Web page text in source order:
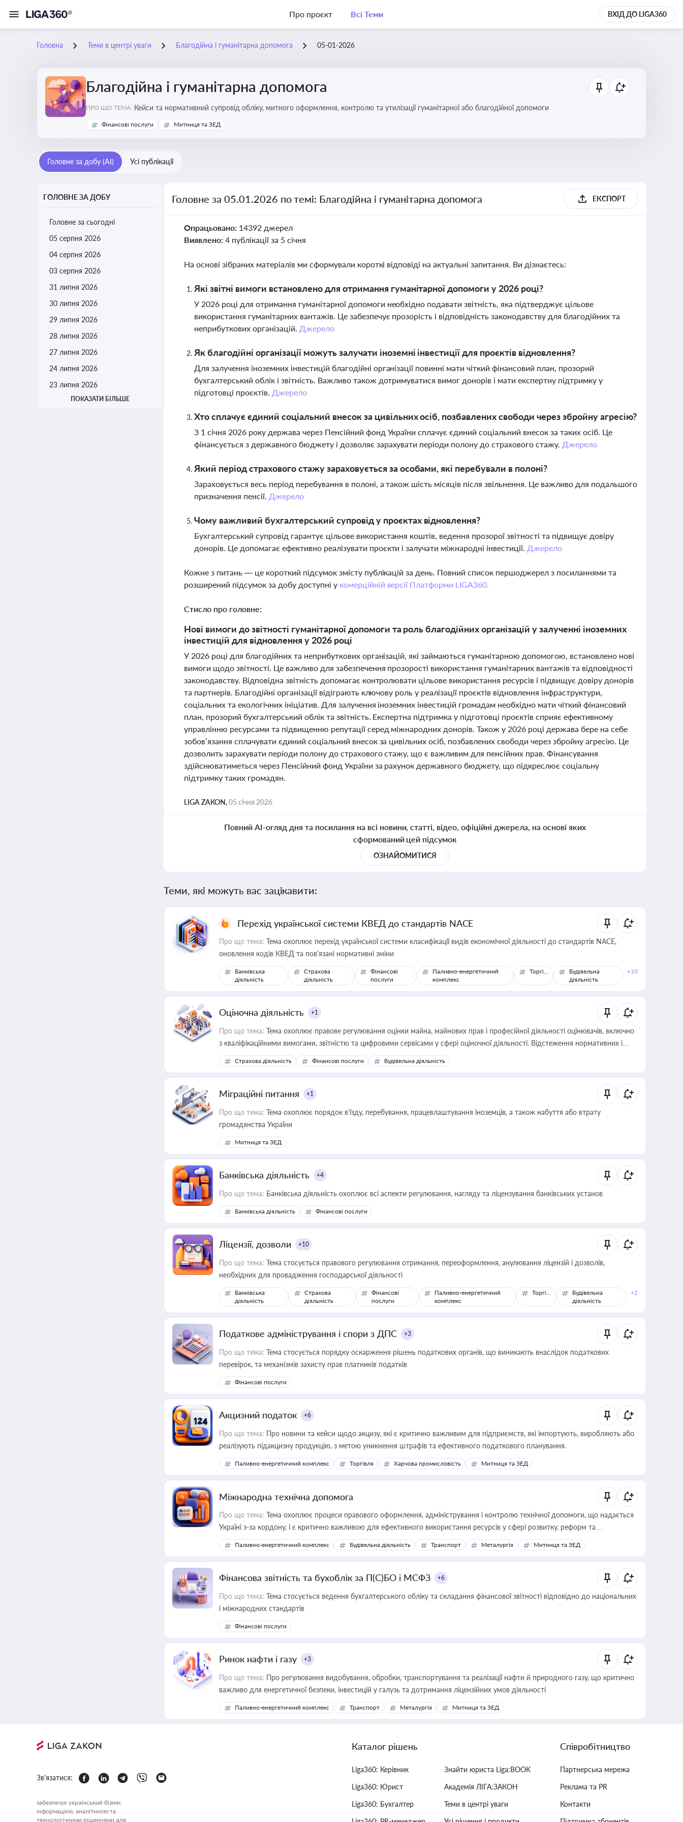
Про проєкт Всі Теми ВХІД ДО LIGA360
Головна Теми в центрі уваги Благодійна і гуманітарна допомога 05-01-2026
Благодійна і гуманітарна допомога
ПРО ЩО ТЕМА: Кейси та нормативний супровід обліку, митного оформлення, контролю та утилізації гуманітарної або благодійної допомоги
Фінансові послуги Митниця та ЗЕД
Головне за добу (AI) Усі публікації
ГОЛОВНЕ ЗА ДОБУ
Головне за сьогодні
05 серпня 2026
04 серпня 2026
03 серпня 2026
31 липня 2026
30 липня 2026
29 липня 2026
28 липня 2026
27 липня 2026
24 липня 2026
23 липня 2026
ПОКАЗАТИ БІЛЬШЕ
Головне за 05.01.2026 по темі: Благодійна і гуманітарна допомога ЕКСПОРТ
Опрацьовано: 14392 джерел
Виявлено: 4 публікації за 5 січня
На основі зібраних матеріалів ми сформували короткі відповіді на актуальні запитання. Ви дізнаєтесь:
Які звітні вимоги встановлено для отримання гуманітарної допомоги у 2026 році?
У 2026 році для отримання гуманітарної допомоги необхідно подавати звітність, яка підтверджує цільове
використання гуманітарних вантажів. Це забезпечує прозорість і відповідність законодавству для благодійних та
неприбуткових організацій. Джерело
Як благодійні організації можуть залучати іноземні інвестиції для проєктів відновлення?
Для залучення іноземних інвестицій благодійні організації повинні мати чіткий фінансовий план, прозорий
бухгалтерський облік і звітність. Важливо також дотримуватися вимог донорів і мати експертну підтримку у
підготовці проєктів. Джерело
Хто сплачує єдиний соціальний внесок за цивільних осіб, позбавлених свободи через збройну агресію?
З 1 січня 2026 року держава через Пенсійний фонд України сплачує єдиний соціальний внесок за таких осіб. Це
фінансується з державного бюджету і дозволяє зарахувати періоди полону до страхового стажу. Джерело
Який період страхового стажу зараховується за особами, які перебували в полоні?
Зараховується весь період перебування в полоні, а також шість місяців після звільнення. Це важливо для подальшого
призначення пенсії. Джерело
Чому важливий бухгалтерський супровід у проєктах відновлення?
Бухгалтерський супровід гарантує цільове використання коштів, ведення прозорої звітності та підвищує довіру
донорів. Це допомагає ефективно реалізувати проєкти і залучати міжнародні інвестиції. Джерело
Кожне з питань — це короткий підсумок змісту публікацій за день. Повний список першоджерел з посиланнями та
розширений підсумок за добу доступні у комерційній версії Платформи LIGA360.
Стисло про головне:
Нові вимоги до звітності гуманітарної допомоги та роль благодійних організацій у залученні іноземних
інвестицій для відновлення у 2026 році
У 2026 році для благодійних та неприбуткових організацій, які займаються гуманітарною допомогою, встановлено нові
вимоги щодо звітності. Це важливо для забезпечення прозорості використання гуманітарних вантажів та відповідності
законодавству. Відповідна звітність допомагає контролювати цільове використання ресурсів і підвищує довіру донорів
та партнерів. Благодійні організації відіграють ключову роль у реалізації проєктів відновлення інфраструктури,
соціальних та екологічних ініціатив. Для залучення іноземних інвестицій громадам необхідно мати чіткий фінансовий
план, прозорий бухгалтерський облік та звітність. Експертна підтримка у підготовці проєктів сприяє ефективному
управлінню ресурсами та підвищенню репутації серед міжнародних донорів. Також у 2026 році держава бере на себе
зобов’язання сплачувати єдиний соціальний внесок за цивільних осіб, позбавлених свободи через збройну агресію. Це
дозволить зарахувати періоди полону до страхового стажу, що є важливим для пенсійних прав. Фінансування
здійснюватиметься через Пенсійний фонд України за рахунок державного бюджету, що підкреслює соціальну
підтримку таких громадян.
LIGA ZAKON,05 січня 2026
Повний AI-огляд дня та посилання на всі новини, статті, відео, офіційні джерела, на основі яких
сформований цей підсумок
ОЗНАЙОМИТИСЯ
Теми, які можуть вас зацікавити:
Перехід української системи КВЕД до стандартів NACE
Про що тема: Тема охоплює перехід української системи класифікації видів економічної діяльності до стандартів NACE,
оновлення кодів КВЕД та пов'язані нормативні зміни
Банківська
діяльність
Страхова
діяльність
Фінансові
послуги
Паливно-енергетичний
комплекс
Торгівля
Будівельна
діяльність
+10
Оціночна діяльність +1
Про що тема: Тема охоплює правове регулювання оцінки майна, майнових прав і професійної діяльності оцінювачів, включно
з кваліфікаційними вимогами, звітністю та цифровими сервісами у сфері оціночної діяльності. Відстеження нормативних і
медійних змін у цій сфері корисне для власника бізнесу, керівника, юриста або бухгалтера під час оподаткування,
приватизації, оренди державного майна, корпоративних угод і перевірки статусу суб'єктів оціночної діяльності
Страхова діяльність Фінансові послуги Будівельна діяльність
Міграційні питання +1
Про що тема: Тема охоплює порядок в’їзду, перебування, працевлаштування іноземців, а також набуття або втрату
громадянства України
Митниця та ЗЕД
Банківська діяльність +4
Про що тема: Банківська діяльність охоплює всі аспекти регулювання, нагляду та ліцензування банківських установ
Банківська діяльність Фінансові послуги
Ліцензії, дозволи +10
Про що тема: Тема стосується правового регулювання отримання, переоформлення, анулювання ліцензій і дозволів,
необхідних для провадження господарської діяльності
Банківська
діяльність
Страхова
діяльність
Фінансові
послуги
Паливно-енергетичний
комплекс
Торгівля
Будівельна
діяльність
+2
Податкове адміністрування і спори з ДПС +3
Про що тема: Тема стосується порядку оскарження рішень податкових органів, що виникають внаслідок податкових
перевірок, та механізмів захисту прав платників податків
Фінансові послуги
Акцизний податок +6
Про що тема: Про новини та кейси щодо акцизу, які є критично важливим для підприємств, які імпортують, виробляють або
реалізують підакцизну продукцію, з метою уникнення штрафів та ефективного податкового планування.
Паливно-енергетичний комплекс Торгівля Харчова промисловість Митниця та ЗЕД
Міжнародна технічна допомога
Про що тема: Тема охоплює процеси правового оформлення, адміністрування і контролю технічної допомоги, що надається
Україні з-за кордону, і є критично важливою для ефективного використання ресурсів у сфері розвитку, реформ та
інфраструктурних проєктів
Паливно-енергетичний комплекс Будівельна діяльність Транспорт Металургія Митниця та ЗЕД
Фінансова звітність та бухоблік за П(С)БО і МСФЗ +6
Про що тема: Тема стосується ведення бухгалтерського обліку та складання фінансової звітності відповідно до національних
і міжнародних стандартів
Фінансові послуги
Ринок нафти і газу +3
Про що тема: Про регулювання видобування, обробки, транспортування та реалізації нафти й природного газу, що критично
важливо для енергетичної безпеки, інвестицій у галузь та дотримання ліцензійних умов діяльності
Паливно-енергетичний комплекс Транспорт Металургія Митниця та ЗЕД
Зв'язатися:
забезпечує український бізнес
інформацією, аналітикою та
технологічними рішеннями для
Каталог рішень
Liga360: Керівник
Liga360: Юрист
Liga360: Бухгалтер
Знайти юриста Liga:BOOK
Академія ЛІГА:ЗАКОН
Теми в центрі уваги
Співробітництво
Партнерська мережа
Реклама та PR
Контакти